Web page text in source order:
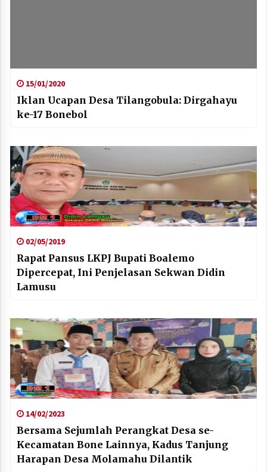
15/01/2020
Iklan Ucapan Desa Tilangobula: Dirgahayu
ke-17 Bonebol
02/05/2019
Rapat Pansus LKPJ Bupati Boalemo
Dipercepat, Ini Penjelasan Sekwan Didin
Lamusu
14/02/2023
Bersama Sejumlah Perangkat Desa se-
Kecamatan Bone Lainnya, Kadus Tanjung
Harapan Desa Molamahu Dilantik